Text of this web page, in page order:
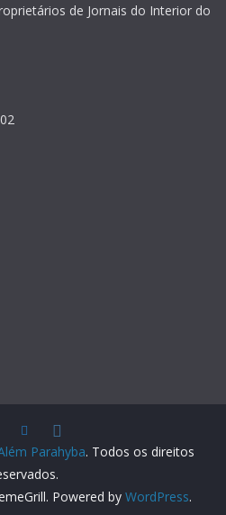
de Jornais do Interior do
Parahyba. Todos os direitos
Powered by WordPress.